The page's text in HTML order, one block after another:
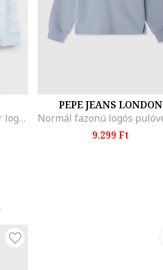
Kapucnis cipzáros pulóver logóhímzéssel, Pasztellkék/Törtfehér
PEPE JEANS LONDON
9.299 Ft